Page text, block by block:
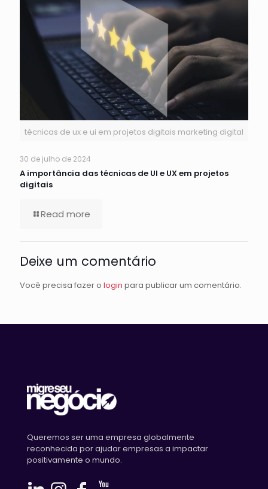
técnicas de ux e ui em projetos digitais marketing digital
30 de julho de 2024
A importância das técnicas de UI e UX em projetos
digitais
Read more
Deixe um comentário
Você precisa fazer o login para publicar um comentário.
Queremos ser uma empresa globalmente
reconhecida por ajudar empresas a impactar
positivamente o mundo.